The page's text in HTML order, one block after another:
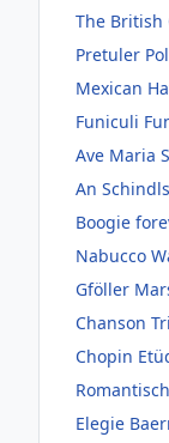
The British
Pretuler
Mexican
Funiculi
Ave Maria
An
Boogie
Nabucco
Gföller
Chanson
Chopin
Elegie